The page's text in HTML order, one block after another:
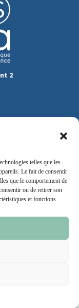
telles que les
Le fait de consentir
que le comportement de
ou de retirer son
et fonctions.
2
CGU